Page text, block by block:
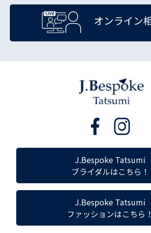
オンライン
J.Bespoke Tatsumi
ブライダルはこちら！
J.Bespoke Tatsumi
ファッションはこちら！